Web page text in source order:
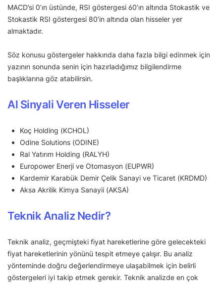
MACD’si 0’ın üstünde, RSI göstergesi 60’ın altında Stokastik ve
Stokastik RSI göstergesi 80’in altında olan hisseler yer
almaktadır.
Söz konusu göstergeler hakkında daha fazla bilgi edinmek için
yazının sonunda senin için hazırladığımız bilgilendirme
başlıklarına göz atabilirsin.
Al Sinyali Veren Hisseler
Koç Holding (KCHOL)
Odine Solutions (ODINE)
Ral Yatırım Holding (RALYH)
Europower Enerji ve Otomasyon (EUPWR)
Kardemir Karabük Demir Çelik Sanayi ve Ticaret (KRDMD)
Aksa Akrilik Kimya Sanayii (AKSA)
Teknik Analiz Nedir?
Teknik analiz, geçmişteki fiyat hareketlerine göre gelecekteki
fiyat hareketlerinin yönünü tespit etmeye çalışır. Bu analiz
yönteminde doğru değerlendirmeye ulaşabilmek için belirli
göstergeleri iyi takip etmek gerekir. Teknik analizde en çok